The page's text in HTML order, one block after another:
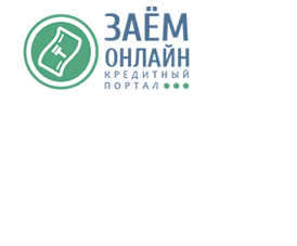
Перейти к основному содержанию